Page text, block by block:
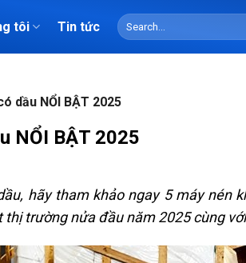
tôi Tin tức
Search
for:
dầu NỔI BẬT 2025
NỔI BẬT 2025
hãy tham khảo ngay 5 máy nén
trường nửa đầu năm 2025 cùng